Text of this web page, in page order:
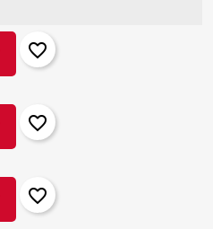
favorite_border
favorite_border
favorite_border